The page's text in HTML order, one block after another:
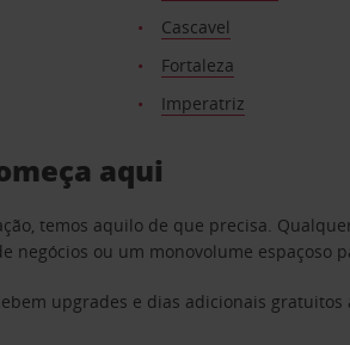
Cascavel
Fortaleza
Imperatriz
aqui
temos aquilo de que precisa.
negócios ou um monovolume
upgrades e dias adicionais